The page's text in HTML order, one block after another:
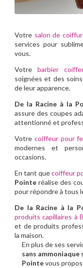
Votre salon de
services pour
vous.
Votre barbier
soignées et des
de leur apparence.
De la Racine à la
assure des coupes
attentionné et
Votre coiffeur pour
modernes et
occasions.
En tant quecoiffeur
Pointe réalise des
pour répondre à tous
De la Racine à la
produits capillaires à
et de produits
la maison.
En plus de ses
sans ammoniaque
Pointevous